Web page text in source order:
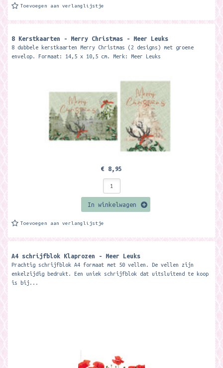
Toevoegen aan verlanglijstje
8 Kerstkaarten - Merry Christmas - Meer Leuks
8 dubbele kerstkaarten Merry Christmas (2 designs) met groene
envelop. Formaat: 14,5 x 10,5 cm. Merk: Meer Leuks
€ 8,95
In winkelwagen
Toevoegen aan verlanglijstje
A4 schrijfblok Klaprozen - Meer Leuks
Prachtig schrijfblok A4 formaat met 50 vellen. De vellen zijn
enkelzijdig bedrukt. Een uniek schrijfblok dat uitsluitend te koop
is bij...